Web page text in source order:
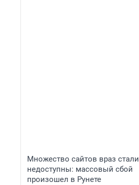
Множество сайтов враз стали
недоступны: массовый сбой
произошел в Рунете